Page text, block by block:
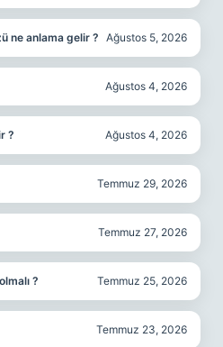
ne anlama gelir ? Ağustos 5, 2026
Ağustos 4, 2026
? Ağustos 4, 2026
Temmuz 29, 2026
Temmuz 27, 2026
? Temmuz 25, 2026
Temmuz 23, 2026